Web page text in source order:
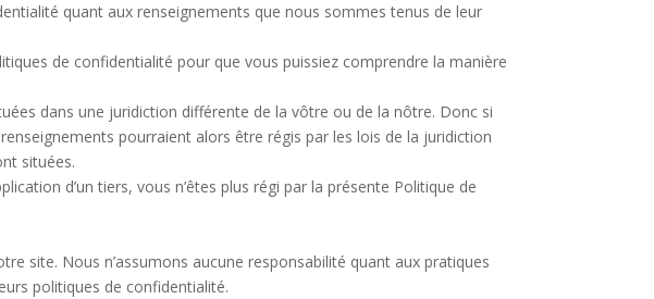
quant aux renseignements que nous sommes tenus de leur
de confidentialité pour que vous puissiez comprendre la manière
dans une juridiction différente de la vôtre ou de la nôtre. Donc si
pourraient alors être régis par les lois de la juridiction
situées.
d’un tiers, vous n’êtes plus régi par la présente Politique de
site. Nous n’assumons aucune responsabilité quant aux pratiques
politiques de confidentialité.